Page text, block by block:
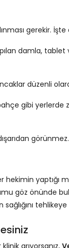
gerekir.
damla,
düzenli
gibi
yaptığı
göz önünde
sağlığını